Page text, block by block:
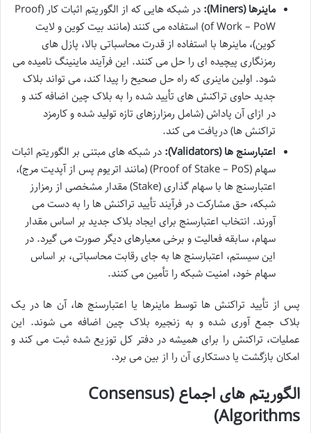
ماینرها (Miners):
در شبکه هایی که از الگوریتم اثبات کار (Proof
of Work – PoW) استفاده می کنند (مانند بیت کوین و لایت
کوین)، ماینرها با استفاده از قدرت محاسباتی بالا، پازل های
رمزنگاری پیچیده ای را حل می کنند. این فرآیند ماینینگ نامیده می
شود. اولین ماینری که راه حل صحیح را پیدا کند، می تواند بلاک
جدید حاوی تراکنش های تأیید شده را به بلاک چین اضافه کند و
در ازای آن پاداش (شامل رمزارزهای تازه تولید شده و کارمزد
تراکنش ها) دریافت می کند.
اعتبارسنج ها (Validators):
در شبکه های مبتنی بر الگوریتم اثبات
سهام (Proof of Stake – PoS) (مانند اتریوم پس از آپدیت مرج)،
اعتبارسنج ها با سهام گذاری (Stake) مقدار مشخصی از رمزارز
شبکه، حق مشارکت در فرآیند تأیید تراکنش ها را به دست می
آورند. انتخاب اعتبارسنج برای ایجاد بلاک جدید بر اساس مقدار
سهام، سابقه فعالیت و برخی معیارهای دیگر صورت می گیرد. در
این سیستم، اعتبارسنج ها به جای رقابت محاسباتی، بر اساس
سهام خود، امنیت شبکه را تأمین می کنند.
پس از تأیید تراکنش ها توسط ماینرها یا اعتبارسنج ها، آن ها در یک
بلاک جمع آوری شده و به زنجیره بلاک چین اضافه می شوند. این
عملیات، تراکنش را برای همیشه در دفتر کل توزیع شده ثبت می کند و
امکان بازگشت یا دستکاری آن را از بین می برد.
الگوریتم های اجماع (Consensus
Algorithms)